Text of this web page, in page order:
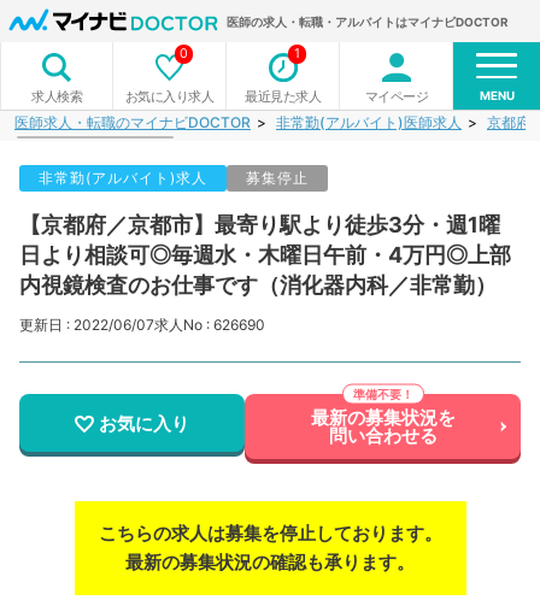
医師の求人・転職・アルバイトはマイナビDOCTOR
求人検索 お気に入り求人
0
最近見た求人
1
マイページ MENU
医師求人・転職のマイナビDOCTOR 非常勤(アルバイト)医師求人 京都府
非常勤(アルバイト)求人 募集停止
【京都府／京都市】最寄り駅より徒歩3分・週1曜
日より相談可◎毎週水・木曜日午前・4万円◎上部
内視鏡検査のお仕事です（消化器内科／非常勤）
更新日 : 2022/06/07求人No : 626690
お気に入り 最新の募集状況を
問い合わせる
こちらの求人は募集を停止しております。
最新の募集状況の確認も承ります。